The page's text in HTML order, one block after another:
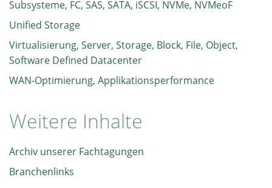
Subsysteme, FC, SAS, SATA, iSCSI, NVMe, NVMeoF
Unified Storage
Virtualisierung, Server, Storage, Block, File, Object,
Software Defined Datacenter
WAN-Optimierung, Applikationsperformance
Weitere Inhalte
Archiv unserer Fachtagungen
Branchenlinks